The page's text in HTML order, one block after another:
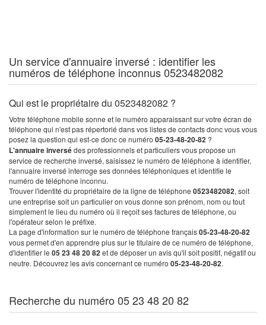
Un service d'annuaire inversé : identifier les
numéros de téléphone inconnus 0523482082
Qui est le propriétaire du 0523482082 ?
Votre téléphone mobile sonne et le numéro apparaissant sur votre écran de
téléphone qui n'est pas répertorié dans vos listes de contacts donc vous vous
posez la question qui est-ce donc ce numéro 05-23-48-20-82 ?
L'annuaire inversédes professionnels et particuliers vous propose un
service de recherche inversé, saisissez le numéro de téléphone à identifier,
l'annuaire inversé interroge ses données téléphoniques et identifie le
numéro de téléphone inconnu.
Trouver l'identité du propriétaire de la ligne de téléphone 0523482082, soit
une entreprise soit un particulier on vous donne son prénom, nom ou tout
simplement le lieu du numéro où il reçoit ses factures de téléphone, ou
l'opérateur selon le préfixe.
La page d'information sur le numéro de téléphone français05-23-48-20-82
vous permet d'en apprendre plus sur le titulaire de ce numéro de téléphone,
d'identifier le 05 23 48 20 82et de déposer un avis qu'il soit positif, négatif ou
neutre. Découvrez les avis concernant ce numéro 05-23-48-20-82.
Recherche du numéro 05 23 48 20 82